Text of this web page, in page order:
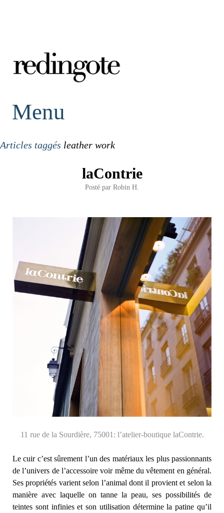
redingote.
Menu
Articles taggés leather work
laContrie
Posté par Robin H.
11 rue de la Sourdière, 75001: l’atelier-boutique laContrie.
Le cuir c’est sûrement l’un des matériaux les plus passionnants
de l’univers de l’accessoire voir même du vêtement en général.
Ses propriétés varient selon l’animal dont il provient et selon la
manière avec laquelle on tanne la peau, ses possibilités de
teintes sont infinies et son utilisation détermine la patine qu’il